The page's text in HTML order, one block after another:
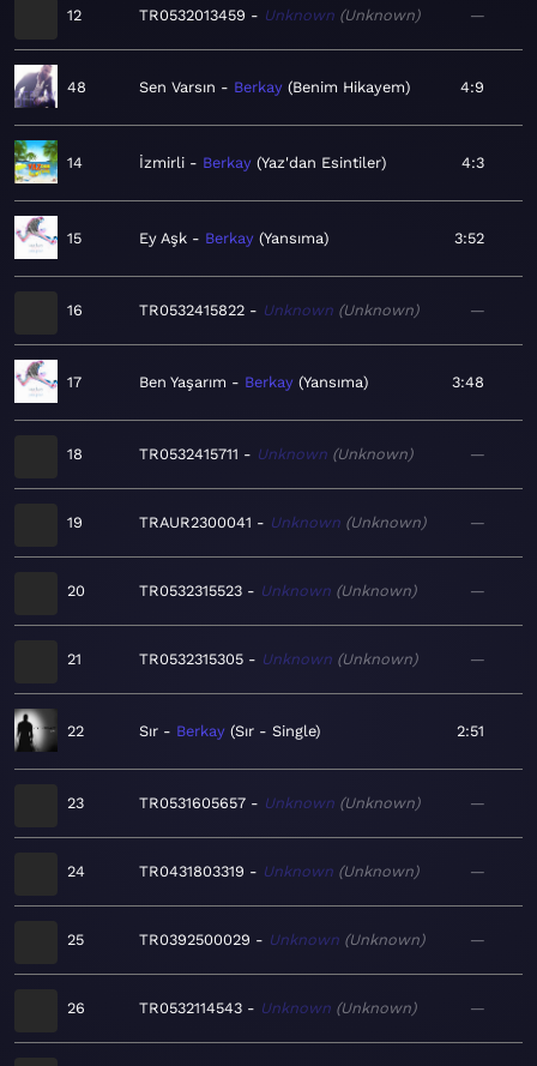
12 TR0532013459 Unknown Unknown —
48 Sen Varsın Berkay Benim Hikayem 4:9
14 İzmirli Berkay Yaz'dan Esintiler 4:3
15 Ey Aşk Berkay Yansıma 3:52
16 TR0532415822 Unknown Unknown —
17 Ben Yaşarım Berkay Yansıma 3:48
18 TR0532415711 Unknown Unknown —
19 TRAUR2300041 Unknown Unknown —
20 TR0532315523 Unknown Unknown —
21 TR0532315305 Unknown Unknown —
22 Sır Berkay Sır - Single 2:51
23 TR0531605657 Unknown Unknown —
24 TR0431803319 Unknown Unknown —
25 TR0392500029 Unknown Unknown —
26 TR0532114543 Unknown Unknown —